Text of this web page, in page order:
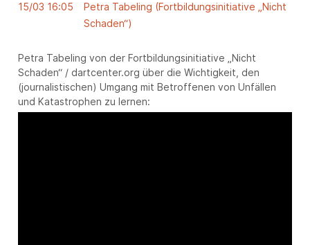
15/03 16:05
Petra Tabeling (Fortbildungsinitiative „Nicht
Schaden“)
Petra Tabeling von der Fortbildungsinitiative „Nicht
Schaden“ / dartcenter.org über die Wichtigkeit, den
(journalistischen) Umgang mit Betroffenen von Unfällen
und Katastrophen zu lernen: